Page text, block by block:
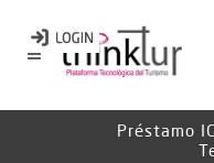
Préstamo